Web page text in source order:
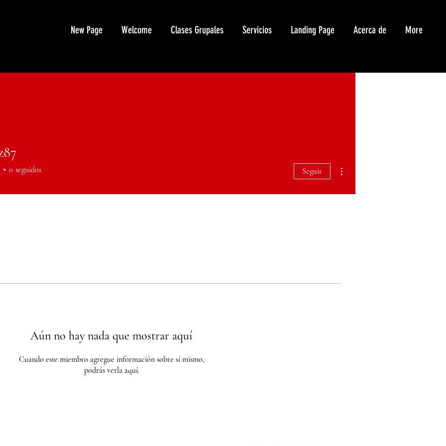
New Page Welcome Clases Grupales Servicios Landing Page Acerca de More
Aún no hay nada que mostrar aquí
Cuando este miembro agregue información sobre sí mismo,
podrás verla aquí.
0 seguidos Seguir